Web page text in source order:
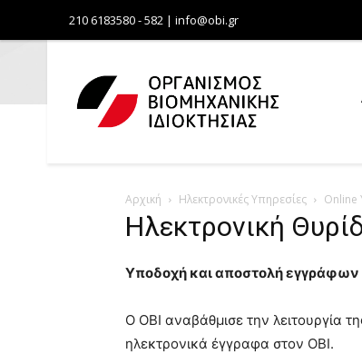
210 6183580 - 582 | info@obi.gr
Αρχική Ηλεκτρονικές Υπηρεσίες Online
Ηλεκτρονική
Υποδοχή και αποστολή
Ο ΟΒΙ αναβάθμισε την λειτουργία
ηλεκτρονικά έγγραφα στον ΟΒΙ.